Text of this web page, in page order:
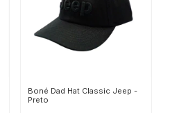
Boné Dad Hat Classic Jeep -
Preto